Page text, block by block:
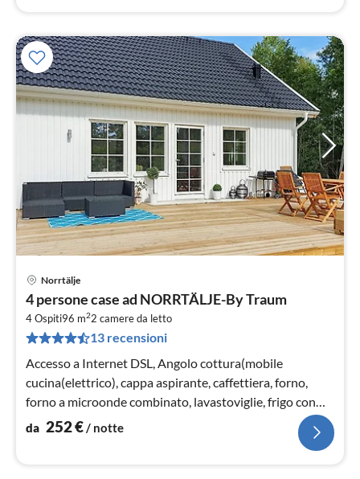
Norrtälje
4 persone case ad NORRTÄLJE-By Traum
4 Ospiti96 m22 camere da letto
13 recensioni
Accesso a Internet DSL, Angolo cottura(mobile
cucina(elettrico), cappa aspirante, caffettiera, forno,
forno a microonde combinato, lavastoviglie, frigo con
congelatore, seggiolone)
da 252€ / notte